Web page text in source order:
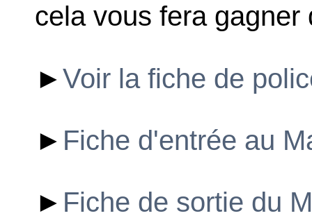
cela vous fera gagner
►Voir la fiche de
► Fiche d'entrée au
► Fiche de sortie du